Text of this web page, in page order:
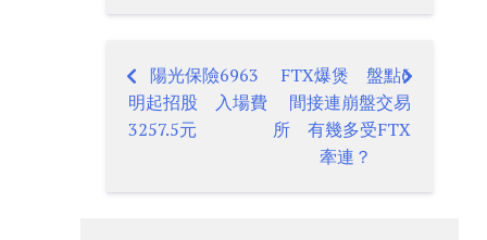
Post
navigation
陽光保險6963
明起招股 入場費
3257.5元
FTX爆煲 盤點6
間接連崩盤交易
所 有幾多受FTX
牽連？